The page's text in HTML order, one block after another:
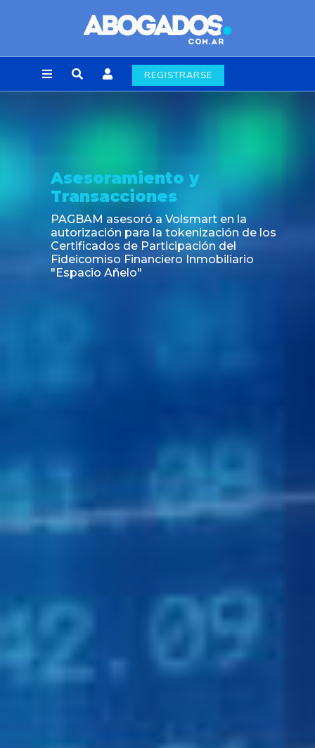
REGISTRARSE
Asesoramiento y
Transacciones
PAGBAM asesoró a Volsmart en la
autorización para la tokenización de los
Certificados de Participación del
Fideicomiso Financiero Inmobiliario
"Espacio Añelo"